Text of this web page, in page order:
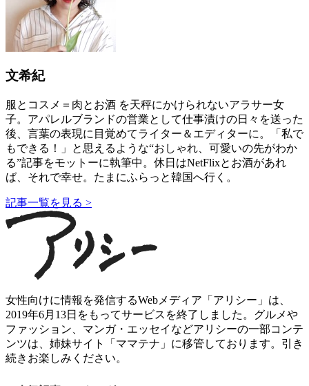
文希紀
服とコスメ＝肉とお酒 を天秤にかけられないアラサー女
子。アパレルブランドの営業として仕事漬けの日々を送った
後、言葉の表現に目覚めてライター＆エディターに。「私で
もできる！」と思えるような“おしゃれ、可愛いの先がわか
る”記事をモットーに執筆中。休日はNetFlixとお酒があれ
ば、それで幸せ。たまにふらっと韓国へ行く。
記事一覧を見る >
女性向けに情報を発信するWebメディア「アリシー」は、
2019年6月13日をもってサービスを終了しました。グルメや
ファッション、マンガ・エッセイなどアリシーの一部コンテ
ンツは、姉妹サイト「ママテナ」に移管しております。引き
続きお楽しみください。